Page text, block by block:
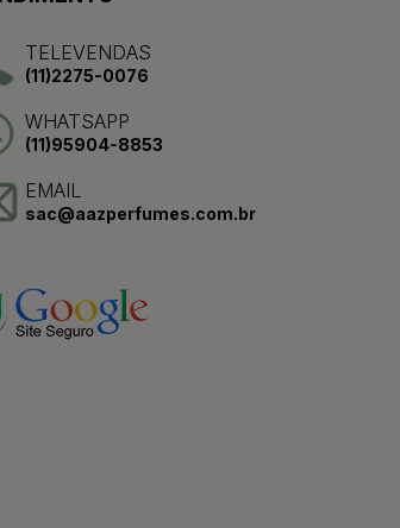
TELEVENDAS
(11)2275-0076
WHATSAPP
(11)95904-8853
EMAIL
sac@aazperfumes.com.br